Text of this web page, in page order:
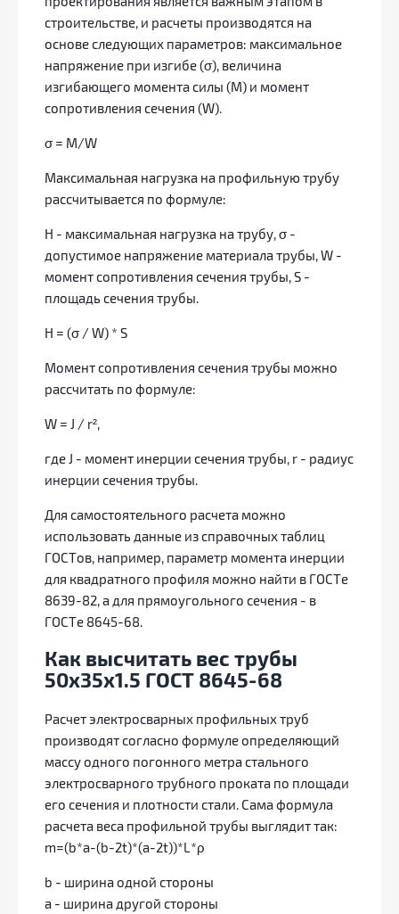
строительстве, и расчеты производятся на
основе следующих параметров: максимальное
напряжение при изгибе (σ), величина
изгибающего момента силы (М) и момент
сопротивления сечения (W).
σ = M/W
Максимальная нагрузка на профильную трубу
рассчитывается по формуле:
Н - максимальная нагрузка на трубу, σ -
допустимое напряжение материала трубы, W -
момент сопротивления сечения трубы, S -
площадь сечения трубы.
Н = (σ / W) * S
Момент сопротивления сечения трубы можно
рассчитать по формуле:
W = J / r²,
где J - момент инерции сечения трубы, r - радиус
инерции сечения трубы.
Для самостоятельного расчета можно
использовать данные из справочных таблиц
ГОСТов, например, параметр момента инерции
для квадратного профиля можно найти в ГОСТе
8639-82, а для прямоугольного сечения - в
ГОСТе 8645-68.
Как высчитать вес трубы
50х35х1.5 ГОСТ 8645-68
Расчет электросварных профильных труб
производят согласно формуле определяющий
массу одного погонного метра стального
электросварного трубного проката по площади
его сечения и плотности стали. Сама формула
расчета веса профильной трубы выглядит так:
m=(b*a-(b-2t)*(a-2t))*L*ρ
b - ширина одной стороны
a - ширина другой стороны